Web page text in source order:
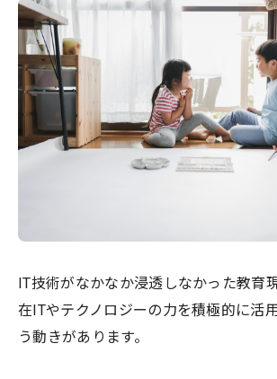
IT技術がなかなか浸透しなかった教育
在ITやテクノロジーの力を積極的に活
う動きがあります。